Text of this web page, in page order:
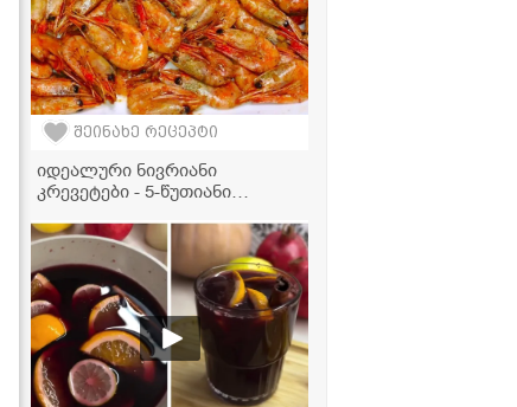
შეინახე რეცეპტი
იდეალური ნივრიანი
კრევეტები - 5-წუთიანი
სახლში!